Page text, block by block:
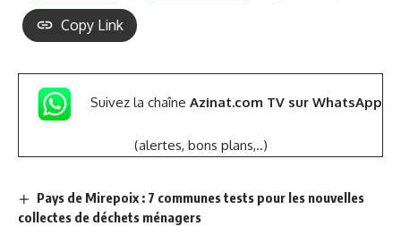
Copy Link
Suivez la chaîne Azinat.com TV sur WhatsApp
(alertes, bons plans,..)
Pays de Mirepoix : 7 communes tests pour les nouvelles
collectes de déchets ménagers